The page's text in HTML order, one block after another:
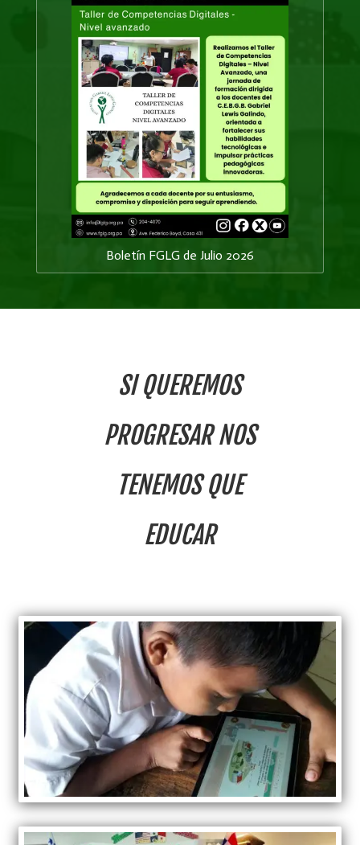
Boletín FGLG de Julio 2026
SI QUEREMOS
PROGRESAR NOS
TENEMOS QUE
EDUCAR